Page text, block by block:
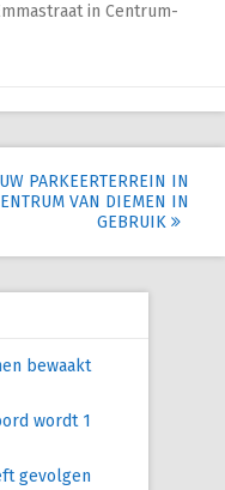
in Centrum-
PARKEERTERREIN IN
VAN DIEMEN IN
GEBRUIK
bewaakt
wordt 1
gevolgen